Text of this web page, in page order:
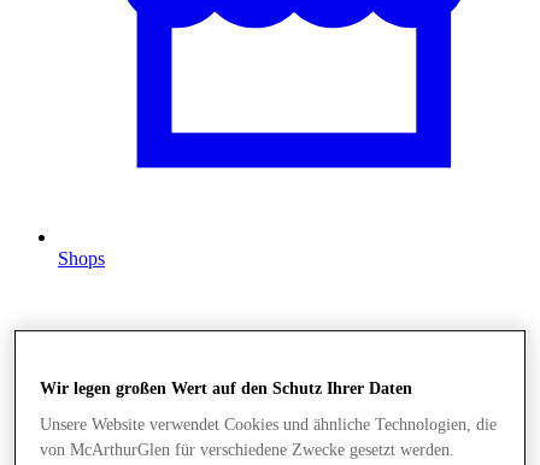
Shops
Wir legen großen Wert auf den Schutz Ihrer Daten
Unsere Website verwendet Cookies und ähnliche Technologien, die
von McArthurGlen für verschiedene Zwecke gesetzt werden.